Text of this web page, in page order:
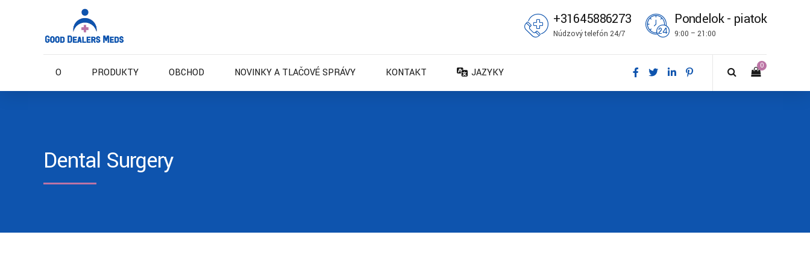
+31645886273
Núdzový telefón 24/7
Pondelok - piatok
9:00 – 21:00
0
O PRODUKTY OBCHOD NOVINKY A TLAČOVÉ SPRÁVY KONTAKT
JAZYKY
Dental Surgery